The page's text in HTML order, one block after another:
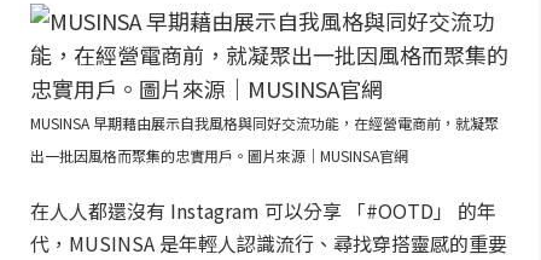
MUSINSA 早期藉由展示自我風格與同好交流功能，在經營電商前，就凝聚
出一批因風格而聚集的忠實用戶。圖片來源｜MUSINSA官網
在人人都還沒有 Instagram 可以分享 「#OOTD」 的年
代，MUSINSA 是年輕人認識流行、尋找穿搭靈感的重要